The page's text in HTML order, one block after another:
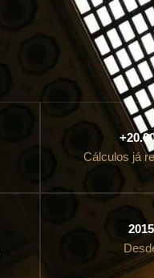
Cálculos já
2015